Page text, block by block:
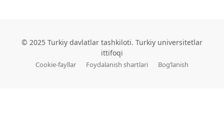
© 2025 Turkiy davlatlar tashkiloti. Turkiy universitetlar
ittifoqi
Cookie-fayllar Foydalanish shartlari Bog‘lanish